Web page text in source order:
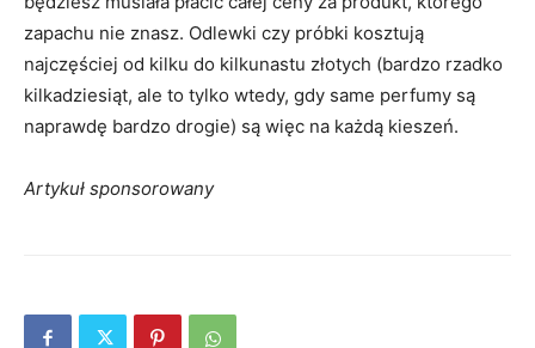
zapachu nie znasz. Odlewki czy próbki kosztują
najczęściej od kilku do kilkunastu złotych (bardzo rzadko
kilkadziesiąt, ale to tylko wtedy, gdy same perfumy są
naprawdę bardzo drogie) są więc na każdą kieszeń.
Artykuł sponsorowany